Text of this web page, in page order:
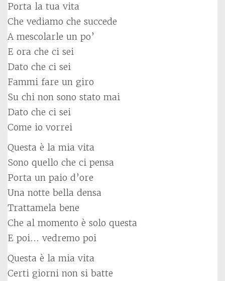
Porta la tua vita
Che vediamo che succede
A mescolarle un po’
E ora che ci sei
Dato che ci sei
Fammi fare un giro
Su chi non sono stato mai
Dato che ci sei
Come io vorrei
Questa è la mia vita
Sono quello che ci pensa
Porta un paio d’ore
Una notte bella densa
Trattamela bene
Che al momento è solo questa
E poi… vedremo poi
Questa è la mia vita
Certi giorni non si batte